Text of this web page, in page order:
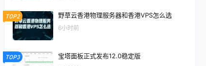
TOP2 野草云香港物理服务器和香港VPS怎么选
6小时前
TOP3 宝塔面板正式发布12.0稳定版